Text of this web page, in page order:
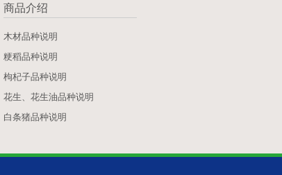
商品介绍
木材品种说明
粳稻品种说明
枸杞子品种说明
花生、花生油品种说明
白条猪品种说明